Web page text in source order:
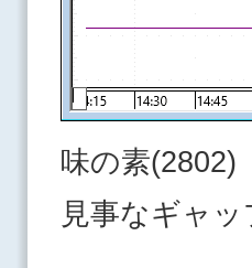
味の素
見事なギャ